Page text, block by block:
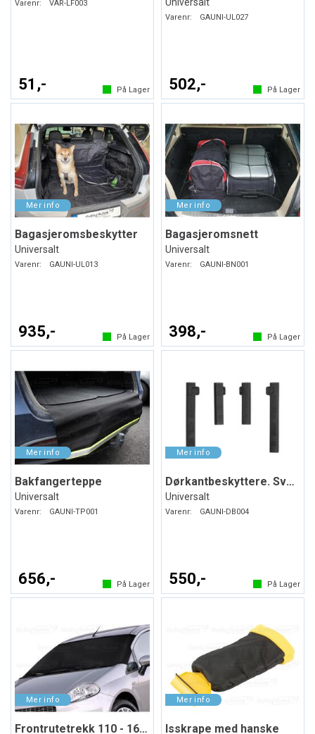
Varenr: VAR-LF003
51,- På Lager
Universalt
Varenr: GAUNI-UL027
502,- På Lager
Bagasjeromsbeskytter
Universalt
Varenr: GAUNI-UL013
935,- På Lager
Bagasjeromsnett
Universalt
Varenr: GAUNI-BN001
398,- På Lager
Bakfangerteppe
Universalt
Varenr: GAUNI-TP001
656,- På Lager
Dørkantbeskyttere. Svart. Myk plast
Universalt
Varenr: GAUNI-DB004
550,- På Lager
Frontrutetrekk 110 - 160 x 75 cm Isskrape med hanske